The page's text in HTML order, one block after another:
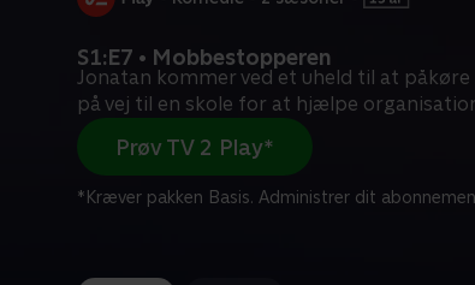
S1:E7 • Mobbestopperen
Jonatan kommer ved et uheld til at påkøre
på vej til en skole for at hjælpe
Prøv TV 2 Play*
*Kræver pakken Basis. Administrer dit